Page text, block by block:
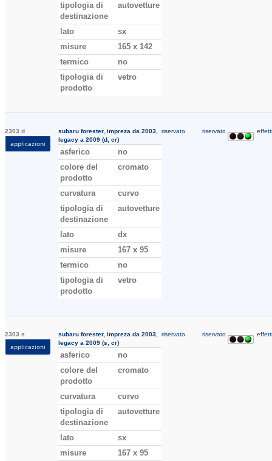
tipologia di
destinazione
autovetture
lato
sx
misure
165 x 142
termico
no
tipologia di
prodotto
vetro
2303 d
applicazioni
subaru forester, impreza da 2003,
legacy a 2009 (d, cr)
asferico
no
colore del
prodotto
cromato
curvatura
curvo
tipologia di
destinazione
autovetture
lato
dx
misure
167 x 95
termico
no
tipologia di
prodotto
vetro
riservato riservato
2303 s
applicazioni
subaru forester, impreza da 2003,
legacy a 2009 (s, cr)
asferico
no
colore del
prodotto
cromato
curvatura
curvo
tipologia di
destinazione
autovetture
lato
sx
misure
167 x 95
riservato riservato